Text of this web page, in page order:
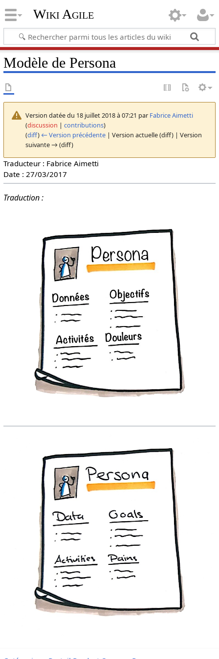
Wiki Agile
Modèle de Persona
Version datée du 18 juillet 2018 à 07:21 par Fabrice Aimetti
(discussion | contributions)
(diff) ← Version précédente| Version actuelle (diff) | Version
suivante → (diff)
Traducteur : Fabrice Aimetti
Date : 27/03/2017
Traduction :